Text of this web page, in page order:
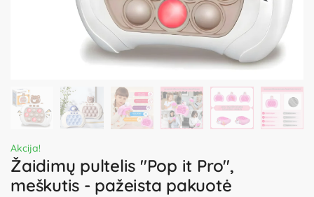
Akcija!
Žaidimų pultelis "Pop it Pro",
meškutis - pažeista pakuotė